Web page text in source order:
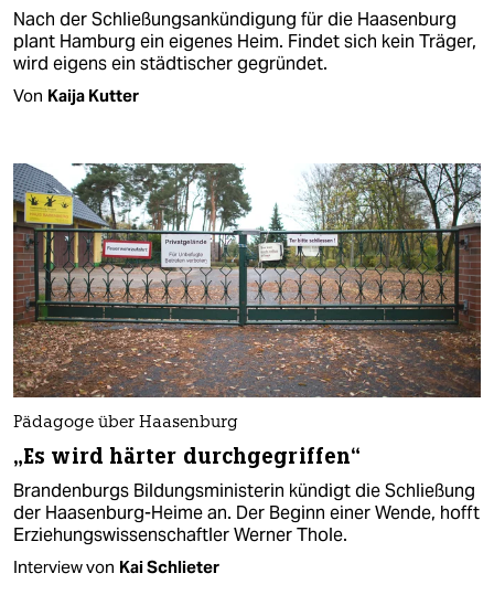
Nach der Schließungsankündigung für die Haasenburg
plant Hamburg ein eigenes Heim. Findet sich kein Träger,
wird eigens ein städtischer gegründet.
Von Kaija Kutter
Pädagoge über Haasenburg
„Es wird härter durchgegriffen“
Brandenburgs Bildungsministerin kündigt die Schließung
der Haasenburg-Heime an. Der Beginn einer Wende, hofft
Erziehungswissenschaftler Werner Thole.
Interview von Kai Schlieter